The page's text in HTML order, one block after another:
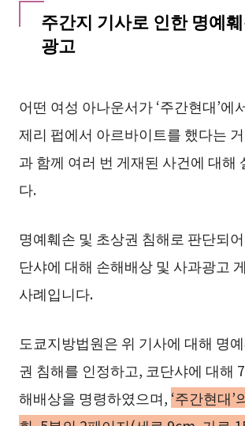
주간지 기사로 인한 명예
광고
어떤 여성 아나운서가 ‘주간현대’에
제리 펍에서 아르바이트를 했다는
과 함께 여러 번 게재된 사건에 대해
다.
명예훼손 및 초상권 침해로 판단되
단샤에 대해 손해배상 및 사과광고
사례입니다.
도쿄지방법원은 위 기사에 대해 명
권 침해를 인정하고, 코단샤에 대해
해배상을 명령하였으며, ‘주간현대’